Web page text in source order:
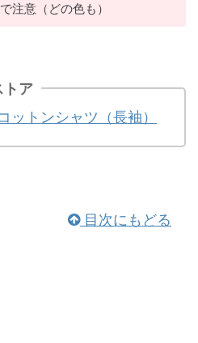
注意（どの色も）
トア
ットンシャツ（長袖）
目次にもどる